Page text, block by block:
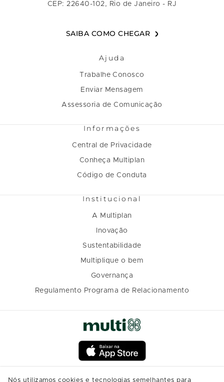
CEP: 22640-102, Rio de Janeiro - RJ
SAIBA COMO CHEGAR
Ajuda
Trabalhe Conosco
Enviar Mensagem
Assessoria de Comunicação
Informações
Central de Privacidade
Conheça Multiplan
Código de Conduta
Institucional
A Multiplan
Inovação
Sustentabilidade
Multiplique o bem
Governança
Regulamento Programa de Relacionamento
Nós utilizamos cookies e tecnologias semelhantes para